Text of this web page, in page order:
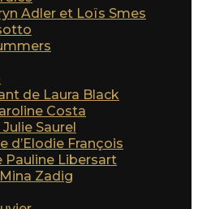
Adler et Loïs Smes
de Laura Black
Costa
Saurel
d’Elodie François
Pauline Libersart
Zadig